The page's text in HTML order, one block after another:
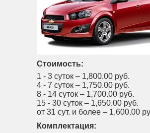
Стоимость:
1 - 3 суток – 1,800.00 руб.
4 - 7 суток – 1,750.00 руб.
8 - 14 суток – 1,700.00 руб.
15 - 30 суток – 1,650.00 руб.
от 31 сут. и более – 1,600.00
Комплектация: